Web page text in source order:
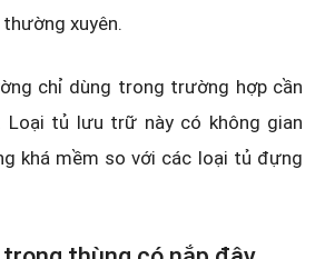
xuyên.
chỉ dùng trong trường hợp cần
tủ lưu trữ này có không gian
khá mềm so với các loại tủ đựng